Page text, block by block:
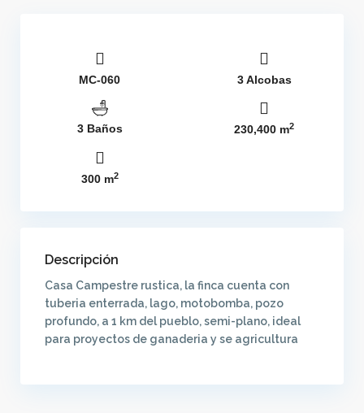
MC-060 3 Alcobas
3 Baños 230,400 m2
300 m2
Descripción
Casa Campestre rustica, la finca cuenta con
tuberia enterrada, lago, motobomba, pozo
profundo, a 1 km del pueblo, semi-plano, ideal
para proyectos de ganaderia y se agricultura